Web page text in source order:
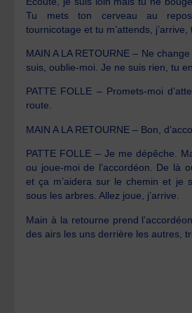
Tu mets ton cerveau au
tournicotage et tu m’attends, j’arrive,
MAIN A LA RETOURNE – Ne
suis, oublie-moi. Je ne suis rien, tu
PATTE FOLLE – Promets-moi
route.
MAIN A LA RETOURNE – Bon,
PATTE FOLLE – Je me dépêche.
ou joue-moi de l’accordéon. De là
et ça m’aidera sur le chemin et je
sous les arbres. Allez joue, j’arrive.
Main à la retourne prend
des airs les uns derrière les autres,